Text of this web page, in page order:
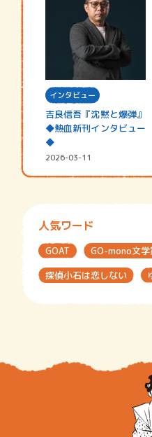
インタビュー
吉良信吾『沈黙と爆弾』
◆熱血新刊インタビュー
◆
2026-03-11
人気ワード
GOAT GO-mono文学
探偵小石は恋しない